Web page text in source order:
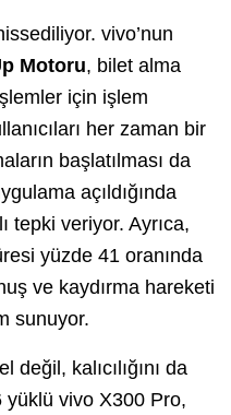
vivo’nun
Motoru, bilet alma
için işlem
her zaman bir
başlatılması da
açıldığında
tepki veriyor. Ayrıca,
yüzde 41 oranında
ve kaydırma hareketi
sunuyor.
kalıcılığını da
yüklü vivo X300 Pro,